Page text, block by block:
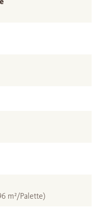
m²/Palette)